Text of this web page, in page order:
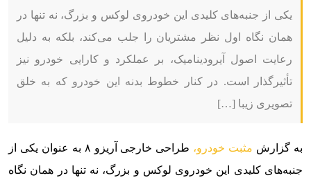
یکی از جنبه‌های کلیدی این خودروی لوکس و بزرگ، نه تنها در
همان نگاه اول نظر مشتریان را جلب می‌کند، بلکه به دلیل
رعایت اصول آیرودینامیک، بر عملکرد و کارایی خودرو نیز
تأثیرگذار است. در کنار خطوط بدنه این خودرو که به خلق
تصویری زیبا […]
به گزارش مثبت خودرو،
طراحی خارجی آریزو ۸ به عنوان یکی از
جنبه‌های کلیدی این خودروی لوکس و بزرگ، نه تنها در همان نگاه